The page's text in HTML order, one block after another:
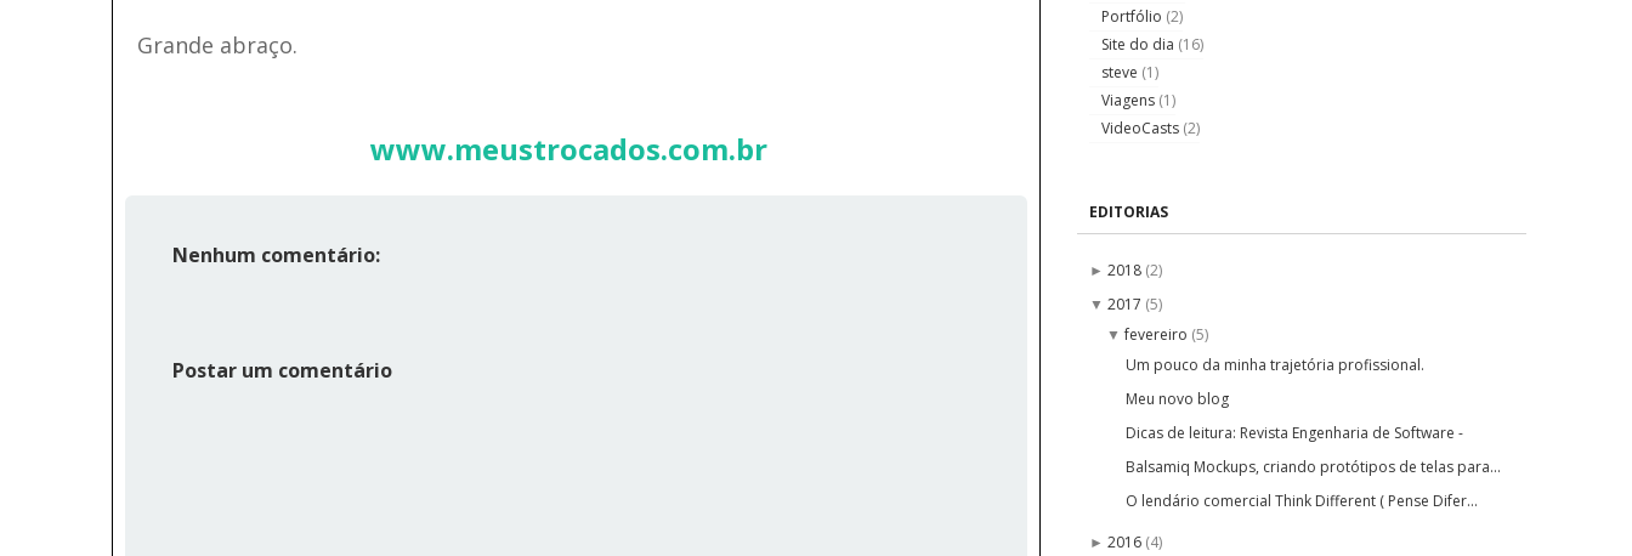
Grande abraço.
www.meustrocados.com.br
Nenhum comentário:
Postar um comentário
Portfólio (2)
Site do dia (16)
steve (1)
Viagens (1)
VideoCasts (2)
EDITORIAS
► 2018 (2)
▼ 2017 (5)
▼fevereiro (5)
Um pouco da minha trajetória profissional.
Meu novo blog
Dicas de leitura: Revista Engenharia de Software -
Balsamiq Mockups, criando protótipos de telas para...
O lendário comercial Think Different ( Pense Difer...
► 2016 (4)